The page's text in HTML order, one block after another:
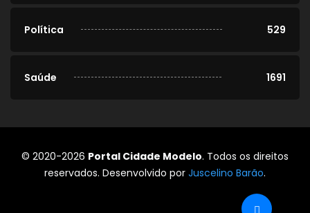
Política 529
Saúde 1691
© 2020-2026 Portal Cidade Modelo. Todos os direitos
reservados. Desenvolvido por Juscelino Barão.